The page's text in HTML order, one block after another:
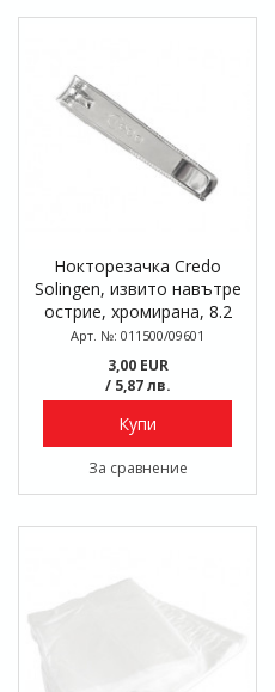
Нокторезачка Credo
Solingen, извито навътре
острие, хромирана, 8.2
см
Арт. №: 011500/09601
3,00 EUR
/ 5,87 лв.
Купи
За сравнение